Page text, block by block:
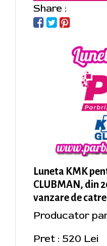
Share :
Luneta KMK
CLUBMAN, din
vanzare de
Producator
Pret : 520 Lei